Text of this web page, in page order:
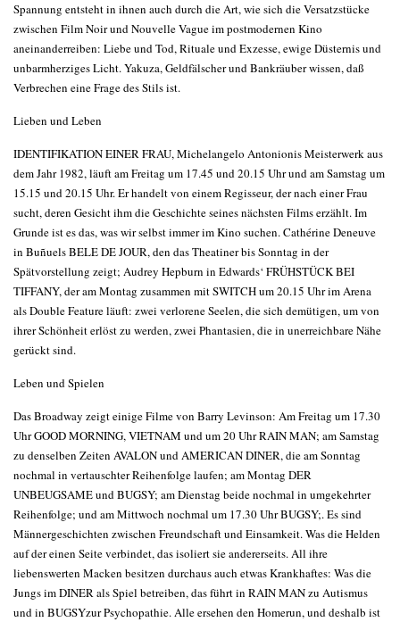
Spannung entsteht in ihnen auch durch die Art, wie sich die Versatzstücke
zwischen Film Noir und Nouvelle Vague im postmodernen Kino
aneinanderreiben: Liebe und Tod, Rituale und Exzesse, ewige Düsternis und
unbarmherziges Licht. Yakuza, Geldfälscher und Bankräuber wissen, daß
Verbrechen eine Frage des Stils ist.
Lieben und Leben
IDENTIFIKATION EINER FRAU, Michelangelo Antonionis Meisterwerk aus
dem Jahr 1982, läuft am Freitag um 17.45 und 20.15 Uhr und am Samstag um
15.15 und 20.15 Uhr. Er handelt von einem Regisseur, der nach einer Frau
sucht, deren Gesicht ihm die Geschichte seines nächsten Films erzählt. Im
Grunde ist es das, was wir selbst immer im Kino suchen. Cathérine Deneuve
in Buñuels BELE DE JOUR, den das Theatiner bis Sonntag in der
Spätvorstellung zeigt; Audrey Hepburn in Edwards‘ FRÜHSTÜCK BEI
TIFFANY, der am Montag zusammen mit SWITCH um 20.15 Uhr im Arena
als Double Feature läuft: zwei verlorene Seelen, die sich demütigen, um von
ihrer Schönheit erlöst zu werden, zwei Phantasien, die in unerreichbare Nähe
gerückt sind.
Leben und Spielen
Das Broadway zeigt einige Filme von Barry Levinson: Am Freitag um 17.30
Uhr GOOD MORNING, VIETNAM und um 20 Uhr RAIN MAN; am Samstag
zu denselben Zeiten AVALON und AMERICAN DINER, die am Sonntag
nochmal in vertauschter Reihenfolge laufen; am Montag DER
UNBEUGSAME und BUGSY; am Dienstag beide nochmal in umgekehrter
Reihenfolge; und am Mittwoch nochmal um 17.30 Uhr BUGSY;. Es sind
Männergeschichten zwischen Freundschaft und Einsamkeit. Was die Helden
auf der einen Seite verbindet, das isoliert sie andererseits. All ihre
liebenswerten Macken besitzen durchaus auch etwas Krankhaftes: Was die
Jungs im DINER als Spiel betreiben, das führt in RAIN MAN zu Autismus
und in BUGSYzur Psychopathie. Alle ersehen den Homerun, und deshalb ist